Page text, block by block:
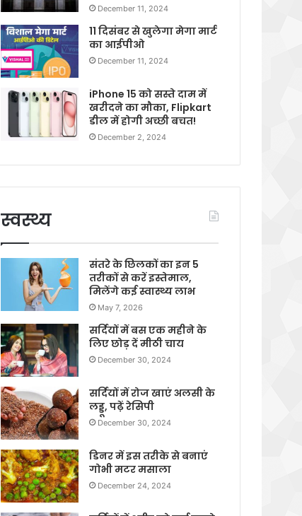
December 11, 2024
11 दिसंबर से खुलेगा मेगा मार्ट
का आईपीओ
December 11, 2024
iPhone 15 को सस्ते दाम में
खरीदने का मौका, Flipkart
डील में होगी अच्छी बचत!
December 2, 2024
स्वस्थ्य
संतरे के छिलकों का इन 5
तरीकों से करें इस्तेमाल,
मिलेंगे कई स्वास्थ्य लाभ
May 7, 2026
सर्दियों में बस एक महीने के
लिए छोड़ दें मीठी चाय
December 30, 2024
सर्दियों में रोज खाएं अलसी के
लड्डू, पढ़ें रेसिपी
December 30, 2024
डिनर में इस तरीके से बनाएं
गोभी मटर मसाला
December 24, 2024